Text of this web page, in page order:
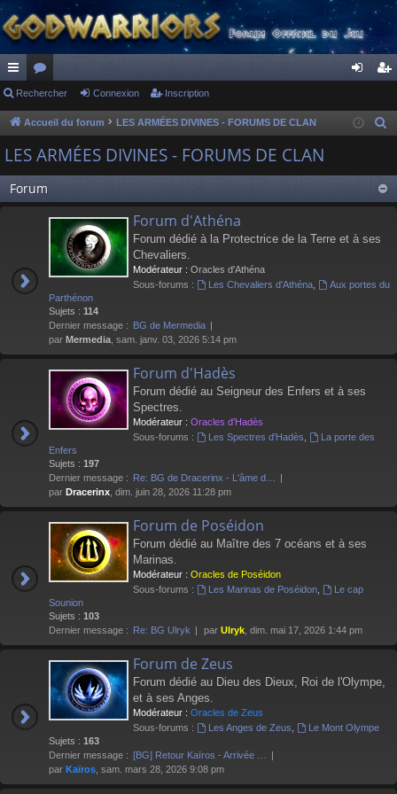
ac
co
ur
ci
s
or
u
m
s
ne
on
cri
on
Rechercher Connexion Inscription
Accueil du forum LES ARMÉES DIVINES - FORUMS DE CLAN
e
LES ARMÉES DIVINES - FORUMS DE CLAN
Forum
Forum d'Athéna
Forum dédié à la Protectrice de la Terre et à ses
Chevaliers.
Modérateur : Oracles d'Athéna
Sous-forums :
Les Chevaliers d'Athéna,
Aux portes du
Parthénon
Sujets : 114
Dernier message :
BG de Mermedia
par Mermedia , sam. janv. 03, 2026 5:14 pm
Forum d'Hadès
Forum dédié au Seigneur des Enfers et à ses
Spectres.
Modérateur : Oracles d'Hadès
Sous-forums :
Les Spectres d'Hadès
La porte des
Enfers
Sujets : 197
Dernier message :
Re: BG de Dracerinx - L'âme d…
par Dracerinx , dim. juin 28, 2026 11:28 pm
Forum de Poséidon
Forum dédié au Maître des 7 océans et à ses
Marinas.
Modérateur : Oracles de Poséidon
Sous-forums :
Les Marinas de Poséidon,
Le cap
Sounion
Sujets : 103
Dernier message :
Re: BG Ulryk par Ulryk , dim. mai 17, 2026 1:44 pm
Forum de Zeus
Forum dédié au Dieu des Dieux, Roi de l'Olympe,
et à ses Anges.
Modérateur : Oracles de Zeus
Sous-forums :
Les Anges de Zeus
Le Mont Olympe
Sujets : 163
Dernier message : [BG] Retour Kaïros - Arrivée …
par Kaïros , sam. mars 28, 2026 9:08 pm